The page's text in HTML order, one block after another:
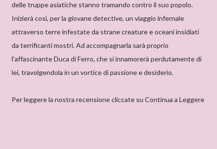
delle truppe asiatiche stanno tramando contro il suo popolo.
Inizierà così, per la giovane detective, un viaggio infernale
attraverso terre infestate da strane creature e oceani insidiati
da terrificanti mostri. Ad accompagnarla sarà proprio
l'affascinante Duca di Ferro, che si innamorerà perdutamente di
lei, travolgendola in un vortice di passione e desiderio.
Per leggere la nostra recensione cliccate su Continua a Leggere